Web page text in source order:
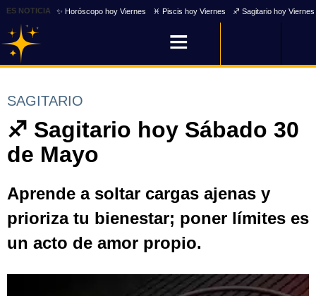
ES NOTICIA ✨ Horóscopo hoy Viernes ♓ Piscis hoy Viernes ♐ Sagitario hoy Viernes
SAGITARIO
♐ Sagitario hoy Sábado 30
de Mayo
Aprende a soltar cargas ajenas y
prioriza tu bienestar; poner límites es
un acto de amor propio.